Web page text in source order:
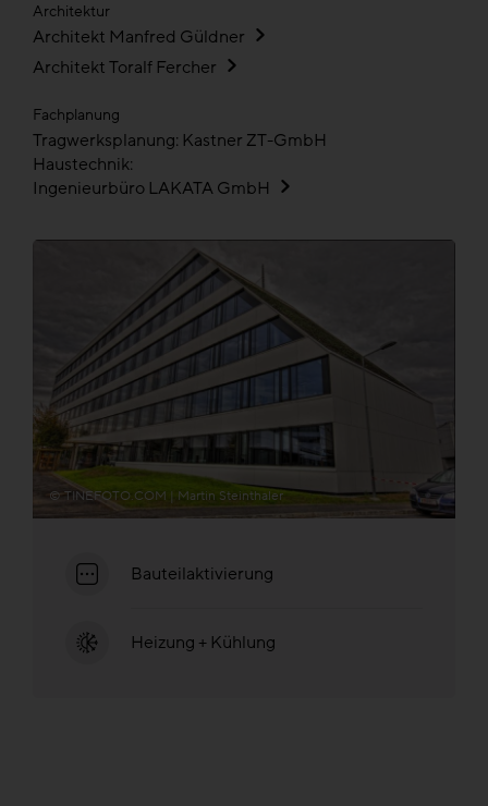
Architektur
Architekt Manfred Güldner
Architekt Toralf Fercher
Fachplanung
Tragwerksplanung: Kastner ZT-GmbH
Haustechnik:
Ingenieurbüro LAKATA GmbH
© TINEFOTO.COM | Martin Steinthaler
Bauteilaktivierung
Heizung + Kühlung